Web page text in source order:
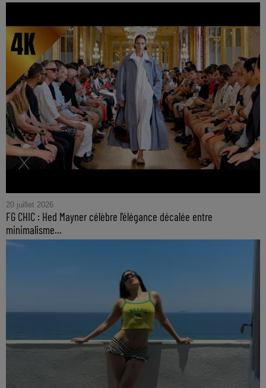
20 juillet 2026
FG CHIC : Hed Mayner célèbre l'élégance décalée entre
minimalisme...